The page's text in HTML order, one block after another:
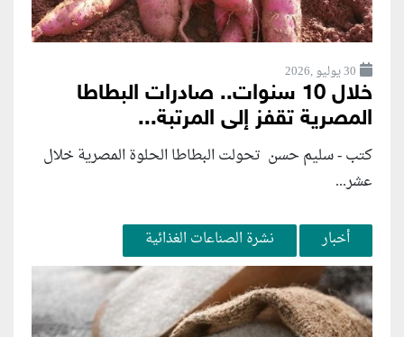
30 يوليو ,2026
خلال 10 سنوات.. صادرات البطاطا
المصرية تقفز إلى المرتبة...
كتب - سليم حسن تحولت البطاطا الحلوة المصرية خلال
عشر...
أخبار نشرة الصناعات الغذائية